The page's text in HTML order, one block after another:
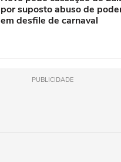
por suposto abuso de
em desfile de carnaval
PUBLICIDADE